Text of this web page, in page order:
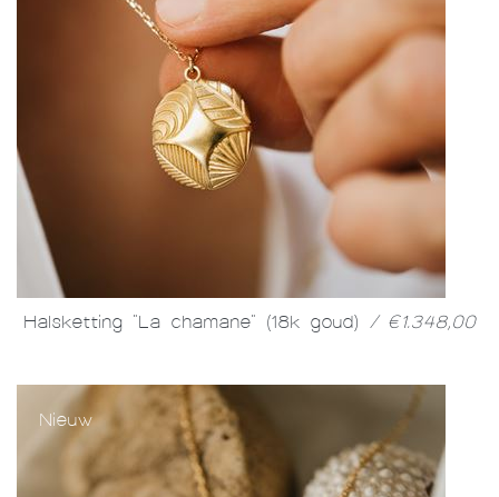
Halsketting "La chamane" (18k goud) / €1.348,00
Nieuw